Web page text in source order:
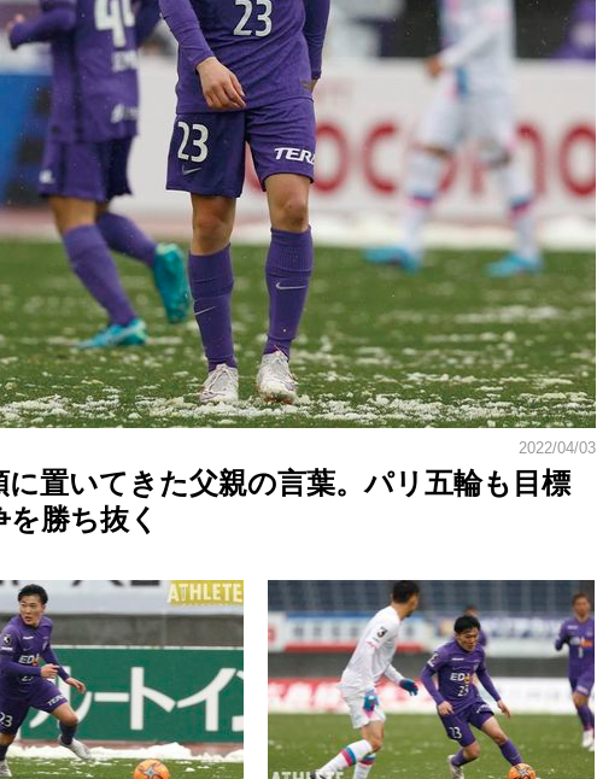
2022/04/03
に置いてきた父親の言葉。パリ五輪も目標
勝ち抜く